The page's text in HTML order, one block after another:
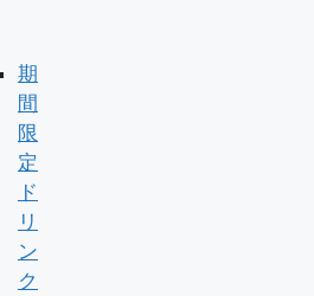
期
間
限
定
ド
リ
ン
ク